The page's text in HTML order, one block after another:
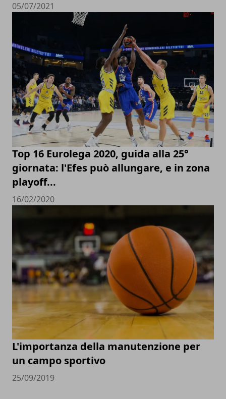
05/07/2021
Top 16 Eurolega 2020, guida alla 25°
giornata: l'Efes può allungare, e in zona
playoff...
16/02/2020
L'importanza della manutenzione per
un campo sportivo
25/09/2019